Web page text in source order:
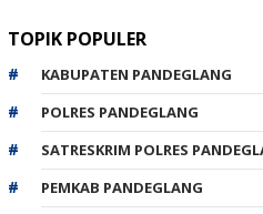
TOPIK POPULER
KABUPATEN PANDEGLANG
POLRES PANDEGLANG
SATRESKRIM POLRES
PEMKAB PANDEGLANG